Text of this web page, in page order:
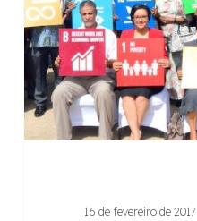
até
2030?
16 de fevereiro de 2017